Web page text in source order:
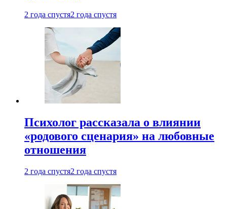
2 года спустя2 года спустя
Психолог рассказала о влиянии
«родового сценария» на любовные
отношения
2 года спустя2 года спустя